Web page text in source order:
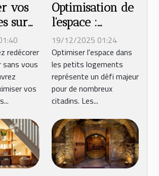
vos
sur
en
redécorer
vous
vos
Optimisation de
l'espace :
techniques
modernes pour
petits logements
19/12/2025 01:24
Optimiser l'espace dans
les petits logements
représente un défi majeur
pour de nombreux
citadins. Les...